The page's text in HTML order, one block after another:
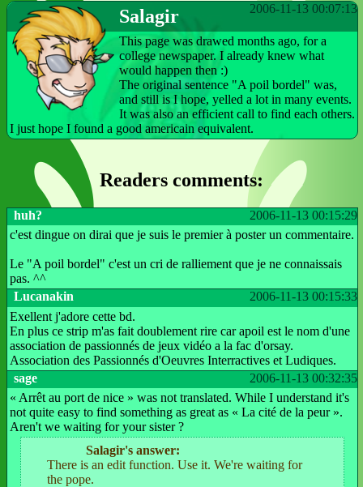
2006-11-13 00:07:13
Salagir
This page was drawed months ago, for a
college newspaper. I already knew what
would happen then :)
The original sentence "A poil bordel" was,
and still is I hope, yelled a lot in many events.
It was also an efficient call to find each others.
I just hope I found a good americain equivalent.
Readers comments:
2006-11-13 00:15:29
huh?
c'est dingue on dirai que je suis le premier à poster un commentaire.
Le "A poil bordel" c'est un cri de ralliement que je ne connaissais
pas. ^^
2006-11-13 00:15:33
Lucanakin
Exellent j'adore cette bd.
En plus ce strip m'as fait doublement rire car apoil est le nom d'une
association de passionnés de jeux vidéo a la fac d'orsay.
Association des Passionnés d'Oeuvres Interractives et Ludiques.
2006-11-13 00:32:35
sage
« Arrêt au port de nice » was not translated. While I understand it's
not quite easy to find something as great as « La cité de la peur ».
Aren't we waiting for your sister ?
Salagir's answer:
There is an edit function. Use it. We're waiting for
the pope.